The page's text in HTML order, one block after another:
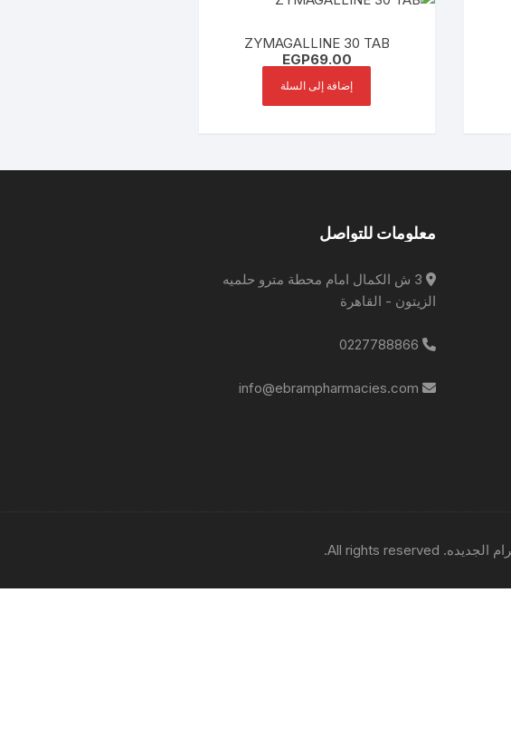
ZYMAGALLINE 30 TAB
EGP69.00
إضافة إلى السلة
معلومات للتواصل
3 ش الكمال امام محطة مترو حلميه
الزيتون - القاهرة